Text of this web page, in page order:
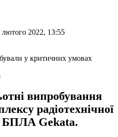
2022, 13:55
випробування
радіотехнічної
БПЛА Gekata.